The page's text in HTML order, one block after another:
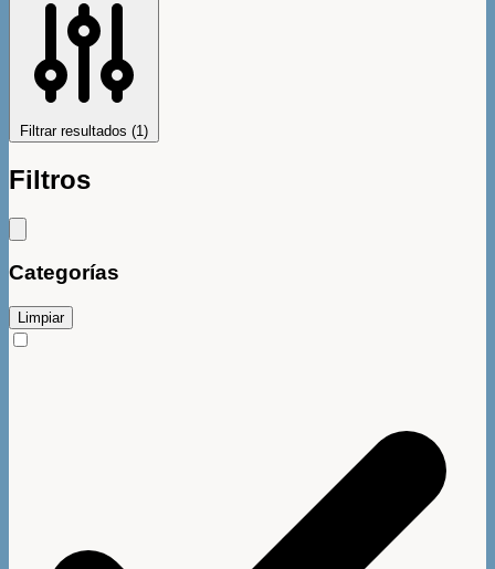
Filtrar resultados (1)
Filtros
Categorías
Limpiar